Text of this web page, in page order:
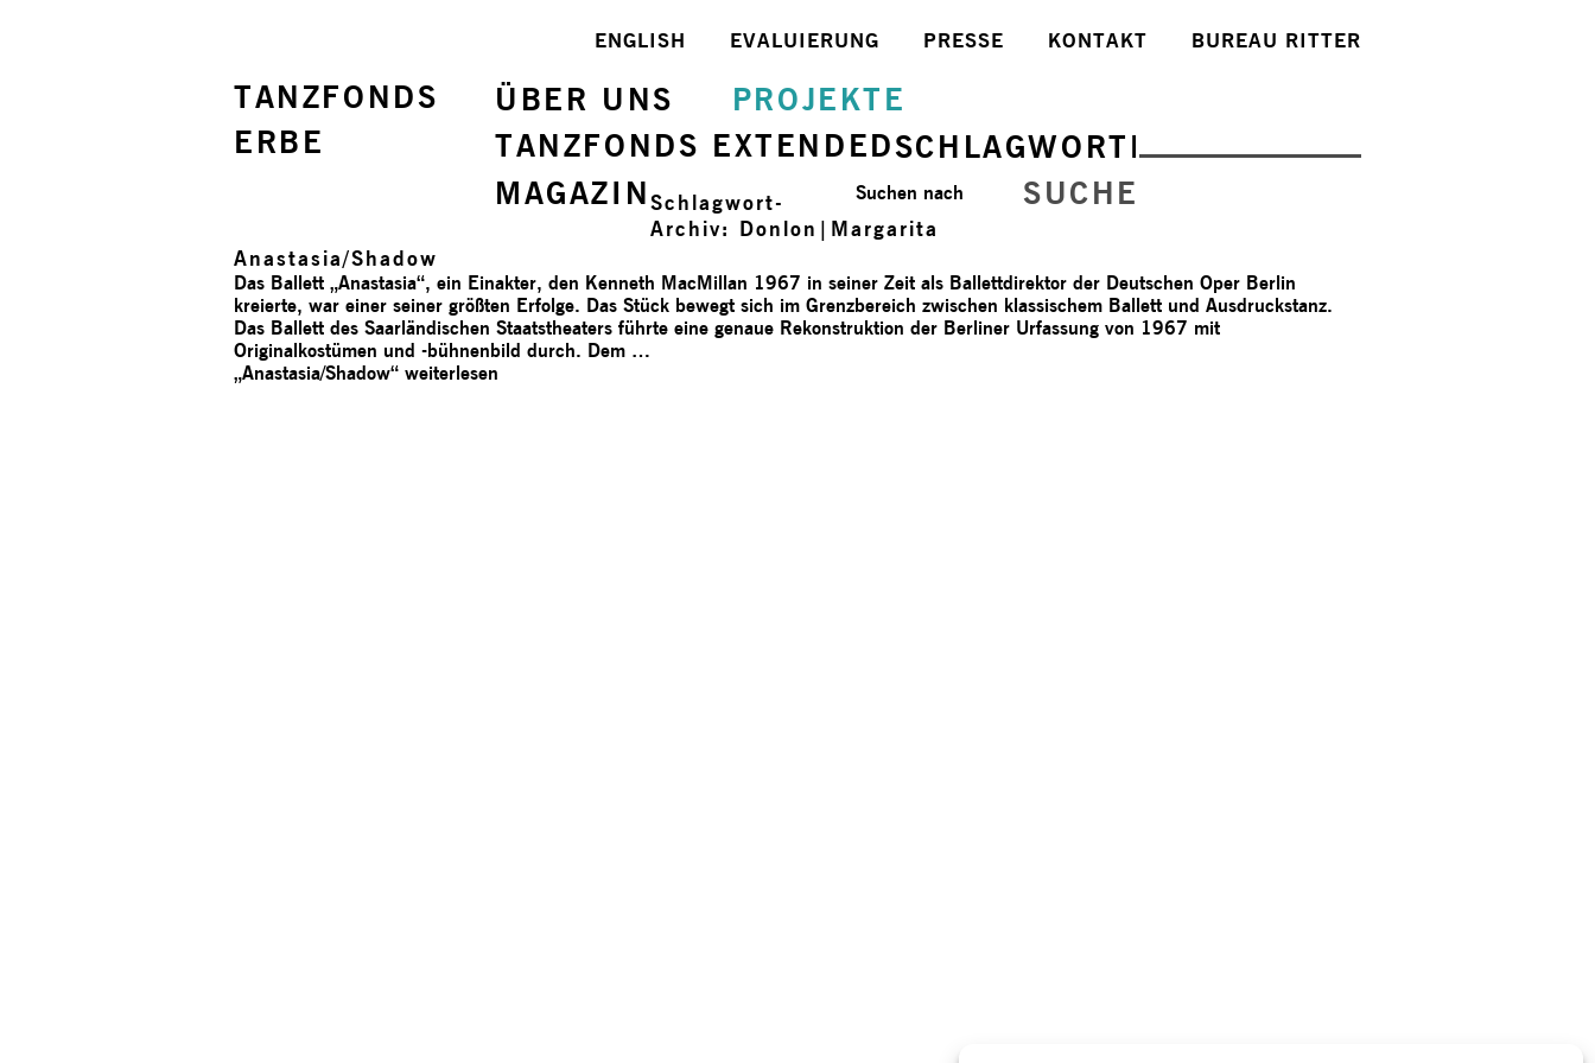
TANZFONDS
ERBE
BUREAU RITTER
KONTAKT
PRESSE
EVALUIERUNG
ENGLISH
ÜBER UNS
PROJEKTE
TANZFONDS EXTENDEDSCHLAGWORTE
MAGAZIN
SUCHE
Suchen nach
Schlagwort-
Archiv: Donlon|Margarita
Anastasia/­Shadow
Das Ballett „Anastasia“, ein Einakter, den Kenneth MacMillan 1967 in seiner Zeit als Ballettdirektor der Deutschen Oper Berlin
kreierte, war einer seiner größten Erfolge. Das Stück bewegt sich im Grenzbereich zwischen klassischem Ballett und Ausdruckstanz.
Das Ballett des Saarländischen Staatstheaters führte eine genaue Rekonstruktion der Berliner Urfassung von 1967 mit
Originalkostümen und -bühnenbild durch. Dem …
„Anastasia/­Shadow“ weiterlesen